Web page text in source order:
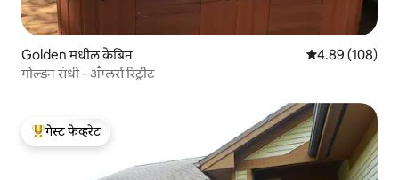
Golden मधील केबिन 5 पैकी 4.89
4.89 (108)
गोल्डन संधी - अँग्लर्स रिट्रीट
टॉप गेस्ट फेव्हरेट
गेस्ट फेव्हरेट